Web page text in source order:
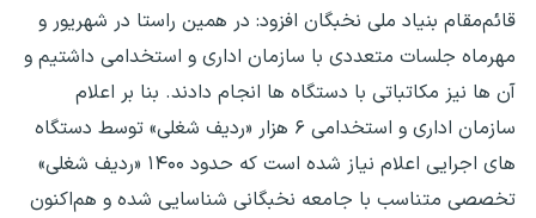
قائم‌مقام بنیاد ملی نخبگان افزود: در همین راستا در شهریور و
مهرماه جلسات متعددی با سازمان اداری و استخدامی داشتیم و
آن ها نیز مکاتباتی با دستگاه ها انجام دادند. بنا بر اعلام
سازمان اداری و استخدامی ۶ هزار «ردیف شغلی» توسط دستگاه
های اجرایی اعلام نیاز شده است که حدود ۱۴۰۰ «ردیف شغلی»
تخصصی متناسب با جامعه نخبگانی شناسایی شده و هم‌اکنون